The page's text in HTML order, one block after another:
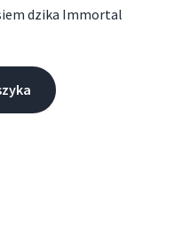
dzika Immortal